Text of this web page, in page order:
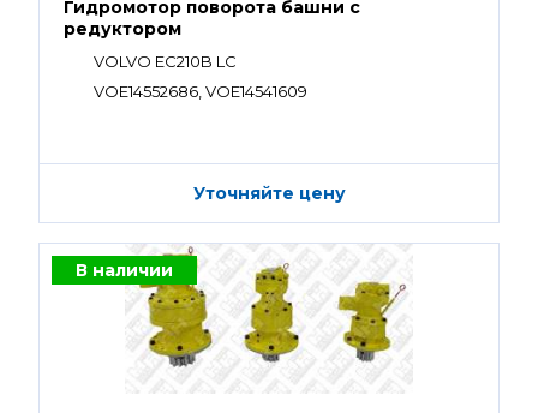
Гидромотор поворота башни с
редуктором
VOLVO EC210B LC
VOE14552686, VOE14541609
Уточняйте цену
В наличии